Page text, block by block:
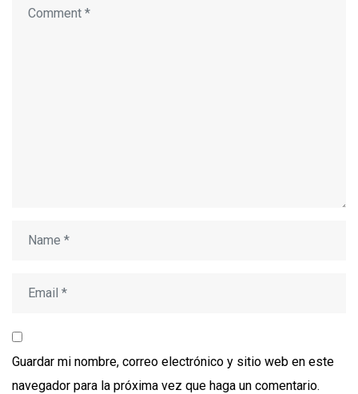
Guardar mi nombre, correo electrónico y sitio web en este
navegador para la próxima vez que haga un comentario.